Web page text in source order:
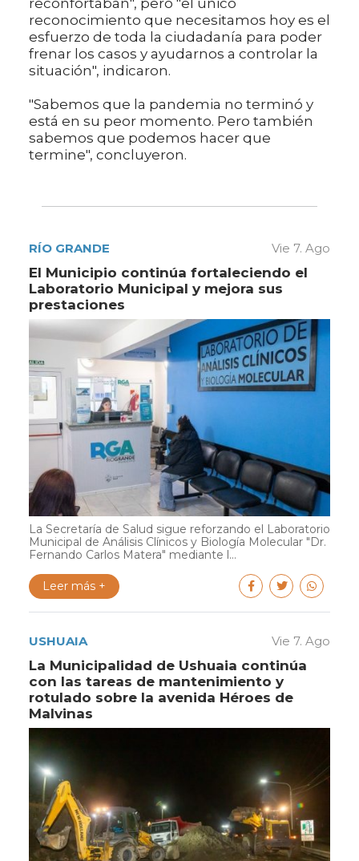
reconocimiento que necesitamos hoy es el
esfuerzo de toda la ciudadanía para poder
frenar los casos y ayudarnos a controlar la
situación", indicaron.
"Sabemos que la pandemia no terminó y
está en su peor momento. Pero también
sabemos que podemos hacer que
termine", concluyeron.
RÍO GRANDE Vie 7. Ago
El Municipio continúa fortaleciendo el
Laboratorio Municipal y mejora sus
prestaciones
La Secretaría de Salud sigue reforzando el Laboratorio
Municipal de Análisis Clínicos y Biología Molecular "Dr.
Fernando Carlos Matera" mediante l...
Leer más +
USHUAIA Vie 7. Ago
La Municipalidad de Ushuaia continúa
con las tareas de mantenimiento y
rotulado sobre la avenida Héroes de
Malvinas